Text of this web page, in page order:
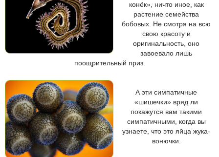
конёк», ничто иное, как
растение семейства
бобовых. Не смотря на всю
свою красоту и
оригинальность, оно
завоевало лишь
поощрительный приз.
А эти симпатичные
«шишечки» вряд ли
покажутся вам такими
симпатичными, когда вы
узнаете, что это яйца жука-
вонючки.